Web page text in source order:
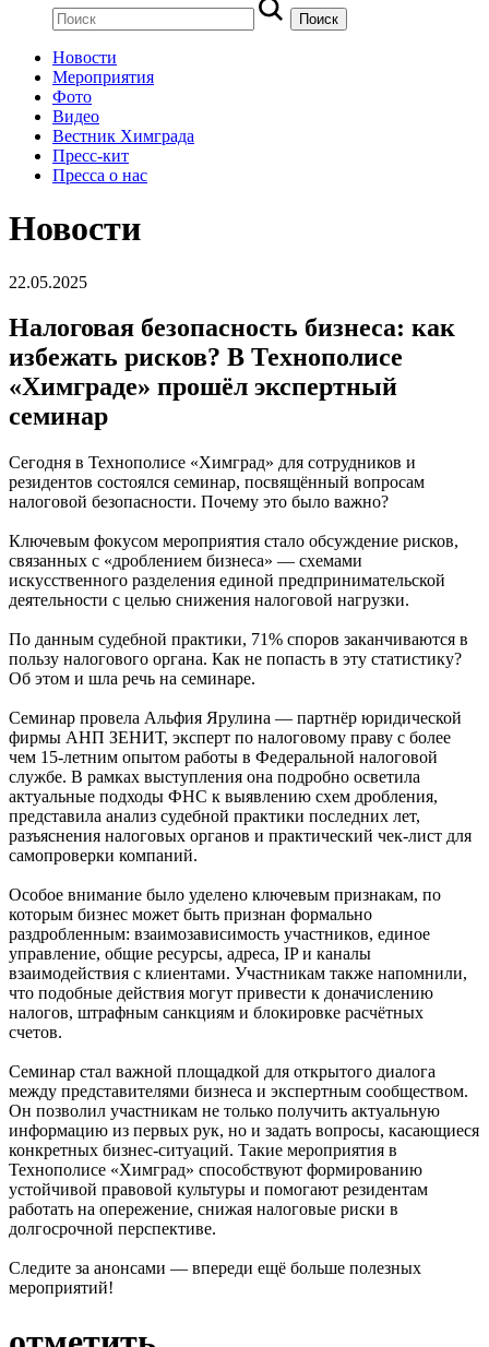
Новости
Мероприятия
Фото
Видео
Вестник Химграда
Пресс-кит
Пресса о нас
Новости
22.05.2025
Налоговая безопасность бизнеса: как
избежать рисков? В Технополисе
«Химграде» прошёл экспертный
семинар
Сегодня в Технополисе «Химград» для сотрудников и
резидентов состоялся семинар, посвящённый вопросам
налоговой безопасности. Почему это было важно?
Ключевым фокусом мероприятия стало обсуждение рисков,
связанных с «дроблением бизнеса» — схемами
искусственного разделения единой предпринимательской
деятельности с целью снижения налоговой нагрузки.
По данным судебной практики, 71% споров заканчиваются в
пользу налогового органа. Как не попасть в эту статистику?
Об этом и шла речь на семинаре.
Семинар провела Альфия Ярулина — партнёр юридической
фирмы АНП ЗЕНИТ, эксперт по налоговому праву с более
чем 15-летним опытом работы в Федеральной налоговой
службе. В рамках выступления она подробно осветила
актуальные подходы ФНС к выявлению схем дробления,
представила анализ судебной практики последних лет,
разъяснения налоговых органов и практический чек-лист для
самопроверки компаний.
Особое внимание было уделено ключевым признакам, по
которым бизнес может быть признан формально
раздробленным: взаимозависимость участников, единое
управление, общие ресурсы, адреса, IP и каналы
взаимодействия с клиентами. Участникам также напомнили,
что подобные действия могут привести к доначислению
налогов, штрафным санкциям и блокировке расчётных
счетов.
Семинар стал важной площадкой для открытого диалога
между представителями бизнеса и экспертным сообществом.
Он позволил участникам не только получить актуальную
информацию из первых рук, но и задать вопросы, касающиеся
конкретных бизнес-ситуаций. Такие мероприятия в
Технополисе «Химград» способствуют формированию
устойчивой правовой культуры и помогают резидентам
работать на опережение, снижая налоговые риски в
долгосрочной перспективе.
Следите за анонсами — впереди ещё больше полезных
мероприятий!